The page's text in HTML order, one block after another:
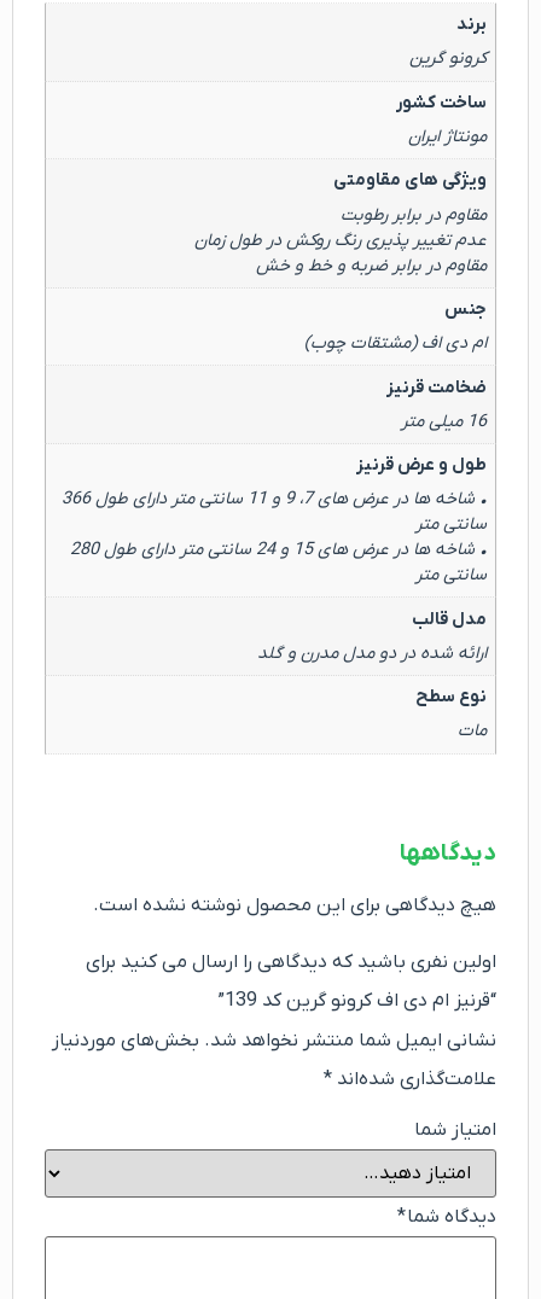
برند
کرونو گرین
ساخت کشور
مونتاژ ایران
ویژگی های مقاومتی
مقاوم در برابر رطوبت
عدم تغییر پذیری رنگ روکش در طول زمان
مقاوم در برابر ضربه و خط و خش
جنس
ام دی اف (مشتقات چوب)
ضخامت قرنیز
16 میلی متر
طول و عرض قرنیز
• شاخه ها در عرض های 7، 9 و 11 سانتی متر دارای طول 366
سانتی متر
• شاخه ها در عرض های 15 و 24 سانتی متر دارای طول 280
سانتی متر
مدل قالب
ارائه شده در دو مدل مدرن و گلد
نوع سطح
مات
دیدگاهها
هیچ دیدگاهی برای این محصول نوشته نشده است.
اولین نفری باشید که دیدگاهی را ارسال می کنید برای
“قرنیز ام دی اف کرونو گرین کد 139”
نشانی ایمیل شما منتشر نخواهد شد. بخش‌های موردنیاز
علامت‌گذاری شده‌اند *
امتیاز شما
دیدگاه شما*